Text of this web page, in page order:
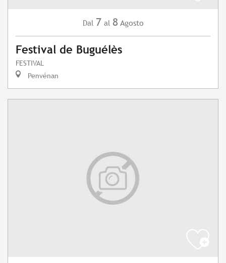
Dal 7 al 8 Agosto
Festival de Buguélès
FESTIVAL
Penvénan